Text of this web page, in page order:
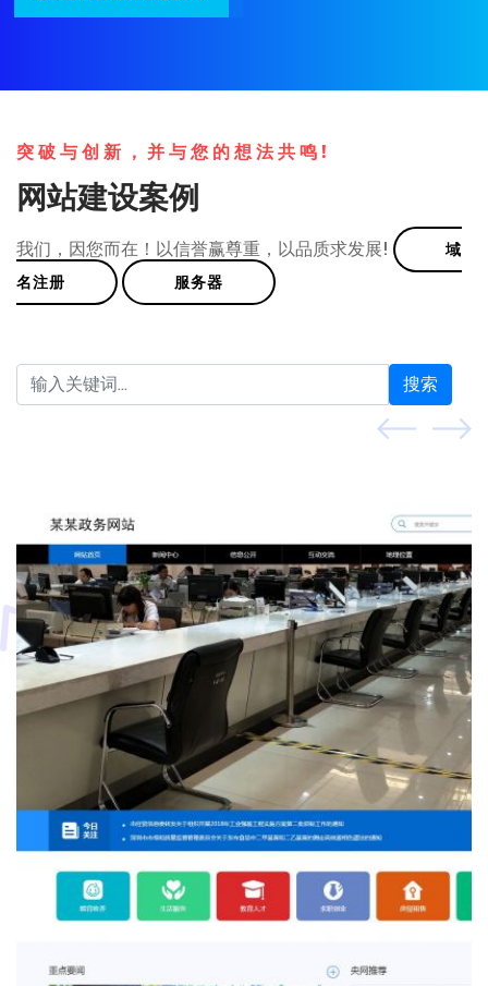
突破与创新，并与您的想法共鸣!
网站建设案例
我们，因您而在！以信誉赢尊重，以品质求发展!
域
名注册
服务器